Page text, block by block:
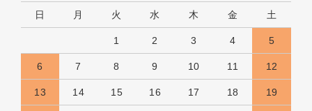
日 月 火 水 木 金 土
1 2 3 4 5
6 7 8 9 10 11 12
13 14 15 16 17 18 19